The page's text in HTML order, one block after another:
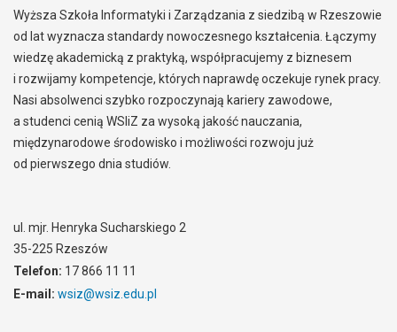
Wyższa Szkoła Informatyki i Zarządzania z siedzibą w Rzeszowie
od lat wyznacza standardy nowoczesnego kształcenia. Łączymy
wiedzę akademicką z praktyką, współpracujemy z biznesem
i rozwijamy kompetencje, których naprawdę oczekuje rynek pracy.
Nasi absolwenci szybko rozpoczynają kariery zawodowe,
a studenci cenią WSIiZ za wysoką jakość nauczania,
międzynarodowe środowisko i możliwości rozwoju już
od pierwszego dnia studiów.
ul. mjr. Henryka Sucharskiego 2
35-225 Rzeszów
Telefon: 17 866 11 11
E-mail: wsiz@wsiz.edu.pl